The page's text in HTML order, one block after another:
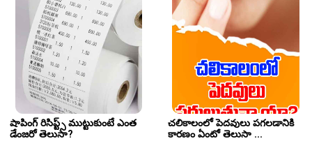
షాపింగ్ రిసిప్ట్స్ ముట్టుకుంటే ఎంత
డేంజరో తెలుసా?
చలికాలంలో పెదవులు పగలడానికి
కారణం ఏంటో తెలుసా ...